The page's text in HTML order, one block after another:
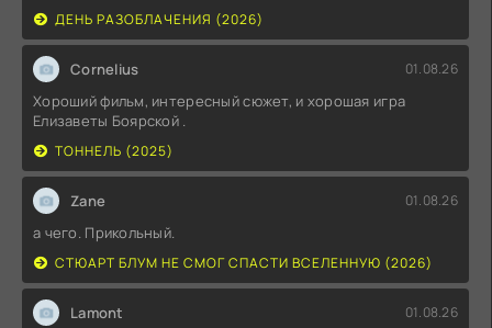
ДЕНЬ РАЗОБЛАЧЕНИЯ (2026)
Cornelius 01.08.26
Хороший фильм, интересный сюжет, и хорошая игра
Елизаветы Боярской .
ТОННЕЛЬ (2025)
Zane 01.08.26
а чего. Прикольный.
СТЮАРТ БЛУМ НЕ СМОГ СПАСТИ ВСЕЛЕННУЮ (2026)
Lamont 01.08.26